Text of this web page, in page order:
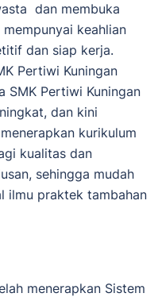
dan membuka
keahlian
dan siap kerja.
Pertiwi Kuningan
SMK Pertiwi Kuningan
dan kini
kurikulum
kualitas dan
sehingga mudah
ilmu praktek tambahan
menerapkan Sistem